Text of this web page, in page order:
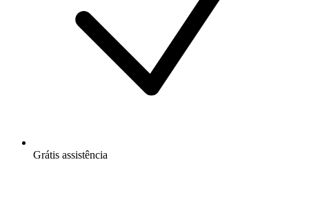
Grátis assistência